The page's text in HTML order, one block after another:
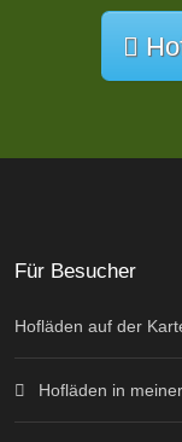
Für Besucher
Hofläden auf der
Hofläden in